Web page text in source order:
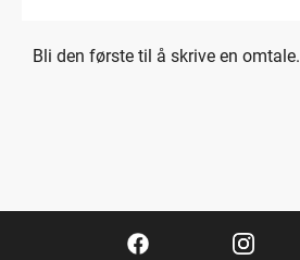
Bli den første til å skrive en omtale.